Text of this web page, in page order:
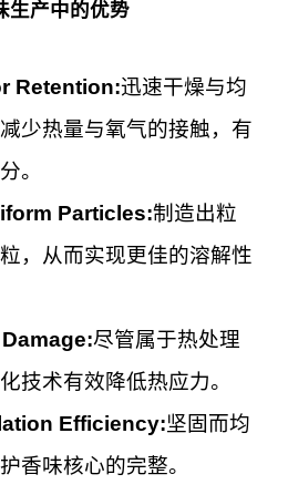
生产中的优势
Retention:迅速干燥与均
少热量与氧气的接触，有
。
Particles:制造出粒
，从而实现更佳的溶解性
尽管属于热处理
技术有效降低热应力。
Efficiency:坚固而均
香味核心的完整。